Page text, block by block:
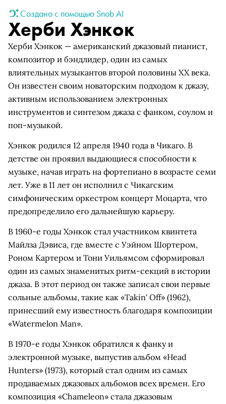
Создано с помощью Snob AI
Херби Хэнкок
Херби Хэнкок — американский джазовый пианист,
композитор и бэндлидер, один из самых
влиятельных музыкантов второй половины XX века.
Он известен своим новаторским подходом к джазу,
активным использованием электронных
инструментов и синтезом джаза с фанком, соулом и
поп-музыкой.
Хэнкок родился 12 апреля 1940 года в Чикаго. В
детстве он проявил выдающиеся способности к
музыке, начав играть на фортепиано в возрасте семи
лет. Уже в 11 лет он исполнил с Чикагским
симфоническим оркестром концерт Моцарта, что
предопределило его дальнейшую карьеру.
В 1960-е годы Хэнкок стал участником квинтета
Майлза Дэвиса, где вместе с Уэйном Шортером,
Роном Картером и Тони Уильямсом сформировал
один из самых знаменитых ритм-секций в истории
джаза. В этот период он также записал свои первые
сольные альбомы, такие как «Takin' Off» (1962),
принесший ему известность благодаря композиции
«Watermelon Man».
В 1970-е годы Хэнкок обратился к фанку и
электронной музыке, выпустив альбом «Head
Hunters» (1973), который стал одним из самых
продаваемых джазовых альбомов всех времен. Его
композиция «Chameleon» стала джазовым